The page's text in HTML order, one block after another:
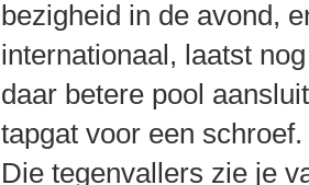
bezigheid in de avond,
internationaal, laatst
daar betere pool
tapgat voor een schroef.
Die tegenvallers zie je